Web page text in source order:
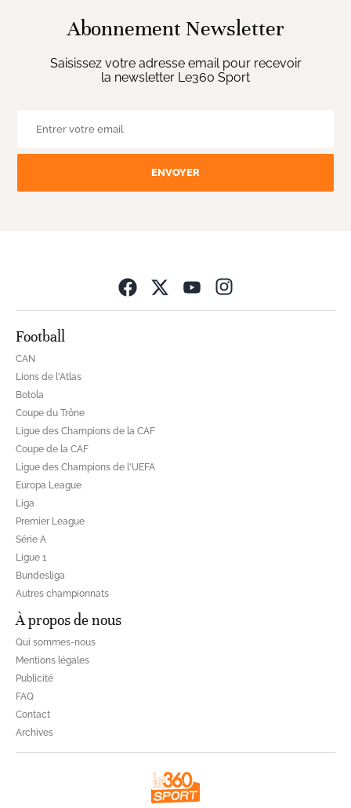
Abonnement Newsletter
Saisissez votre adresse email pour recevoir
la newsletter Le360 Sport
ENVOYER
Football
CAN
Lions de l'Atlas
Botola
Coupe du Trône
Ligue des Champions de la CAF
Coupe de la CAF
Ligue des Champions de l'UEFA
Europa League
Liga
Premier League
Série A
Ligue 1
Bundesliga
Autres championnats
À propos de nous
Qui sommes-nous
Mentions légales
Publicité
FAQ
Contact
Archives